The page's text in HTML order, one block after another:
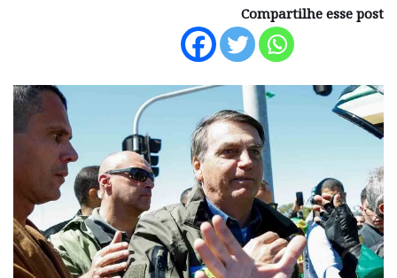
Compartilhe esse post